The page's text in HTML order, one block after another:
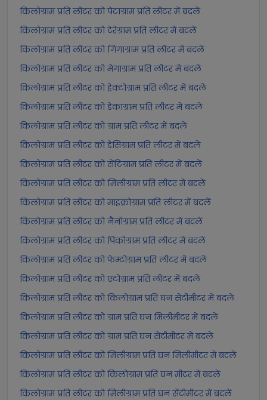
किलोग्राम प्रति लीटर को पेटाग्राम प्रति लीटर में बदलें
किलोग्राम प्रति लीटर को टेरेग्राम प्रति लीटर में बदलें
किलोग्राम प्रति लीटर को गिगाग्राम प्रति लीटर में बदलें
किलोग्राम प्रति लीटर को मेगाग्राम प्रति लीटर में बदलें
किलोग्राम प्रति लीटर को हेक्टोग्राम प्रति लीटर में बदलें
किलोग्राम प्रति लीटर को डेकाग्राम प्रति लीटर में बदलें
किलोग्राम प्रति लीटर को ग्राम प्रति लीटर में बदलें
किलोग्राम प्रति लीटर को डेसिग्राम प्रति लीटर में बदलें
किलोग्राम प्रति लीटर को सेंटिग्राम प्रति लीटर में बदलें
किलोग्राम प्रति लीटर को मिलीग्राम प्रति लीटर में बदलें
किलोग्राम प्रति लीटर को माइक्रोग्राम प्रति लीटर में बदलें
किलोग्राम प्रति लीटर को नैनोग्राम प्रति लीटर में बदलें
किलोग्राम प्रति लीटर को पिकोग्राम प्रति लीटर में बदलें
किलोग्राम प्रति लीटर को फेम्टोग्राम प्रति लीटर में बदलें
किलोग्राम प्रति लीटर को एटोग्राम प्रति लीटर में बदलें
किलोग्राम प्रति लीटर को किलोग्राम प्रति घन सेंटीमीटर में बदलें
किलोग्राम प्रति लीटर को ग्राम प्रति घन मिलीमीटर में बदलें
किलोग्राम प्रति लीटर को ग्राम प्रति घन सेंटीमीटर में बदलें
किलोग्राम प्रति लीटर को मिलीग्राम प्रति घन मिलीमीटर में बदलें
किलोग्राम प्रति लीटर को किलोग्राम प्रति घन मीटर में बदलें
किलोग्राम प्रति लीटर को मिलीग्राम प्रति घन सेंटीमीटर में बदलें